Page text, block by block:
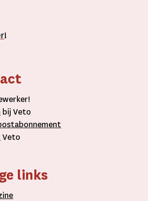
!
bij Veto
Veto
links